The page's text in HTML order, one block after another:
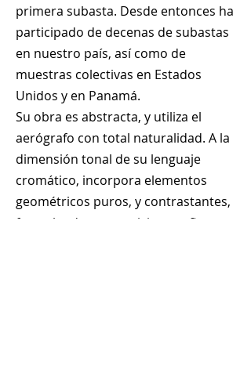
primera subasta. Desde entonces ha
participado de decenas de subastas
en nuestro país, así como de
muestras colectivas en Estados
Unidos y en Panamá.
Su obra es abstracta, y utiliza el
aerógrafo con total naturalidad. A la
dimensión tonal de su lenguaje
cromático, incorpora elementos
geométricos puros, y contrastantes,
formulando composiciones afines a